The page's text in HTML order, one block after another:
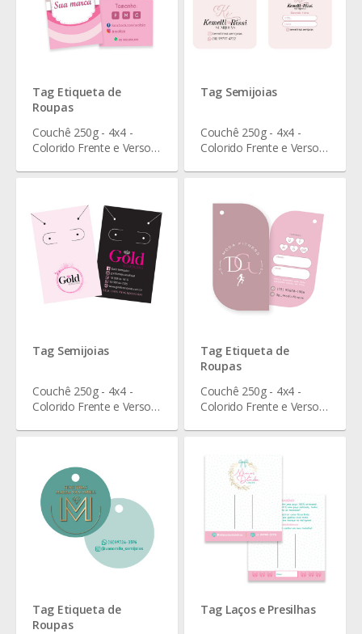
Tag Etiqueta de
Roupas
Couchê 250g - 4x4 -
Colorido Frente e Verso -
cm
Tag Semijoias
Couchê 250g - 4x4 -
Colorido Frente e Verso -
4,6 cm
Tag Semijoias
Couchê 250g - 4x4 -
Colorido Frente e Verso -
cm
Tag Etiqueta de
Roupas
Couchê 250g - 4x4 -
Colorido Frente e Verso -
7,6 cm
Tag Etiqueta de
Roupas
Tag Laços e Presilhas